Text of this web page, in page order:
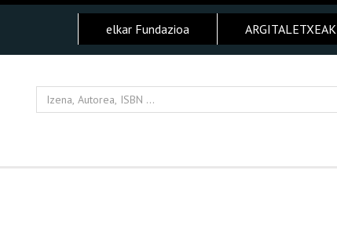
elkar Fundazioa ARGITALETXEAK